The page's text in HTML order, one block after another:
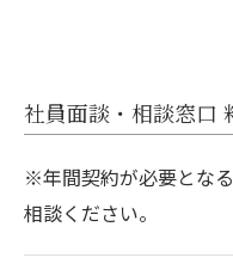
社員面談・相談窓口
※年間契約が必要とな
相談ください。